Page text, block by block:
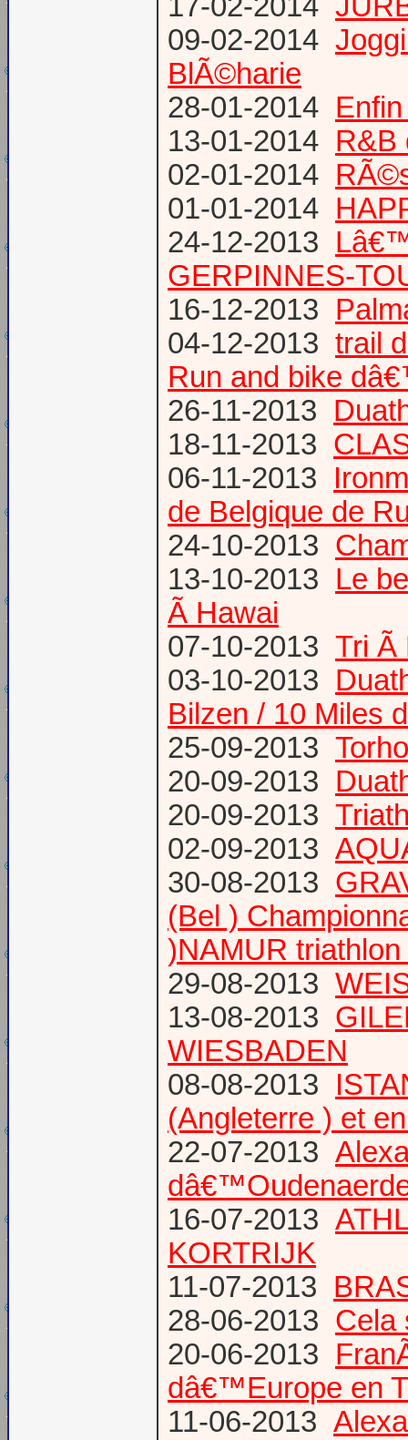
09-02-2014
BlÃ©harie
28-01-2014
13-01-2014 R&B
02-01-2014
01-01-2014
24-12-2013
GERPINNES-
16-12-2013
04-12-2013 trail
Run and bike
26-11-2013
18-11-2013
06-11-2013
de Belgique de
24-10-2013
13-10-2013 Le
Ã Hawai
07-10-2013 Tri Ã
03-10-2013
Bilzen / 10 Miles
25-09-2013
20-09-2013
20-09-2013
02-09-2013
30-08-2013
(Bel )
)NAMUR
29-08-2013
13-08-2013
WIESBADEN
08-08-2013
(Angleterre ) et
22-07-2013
16-07-2013
KORTRIJK
11-07-2013
28-06-2013 Cela
20-06-2013
dâ€™Europe en
11-06-2013